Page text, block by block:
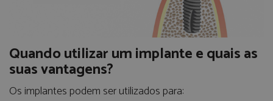
Quando utilizar um implante e quais as
suas vantagens?
Os implantes podem ser utilizados para: